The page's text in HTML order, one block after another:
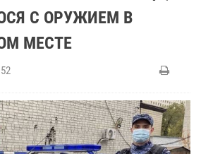
С ОРУЖИЕМ В
МЕСТЕ